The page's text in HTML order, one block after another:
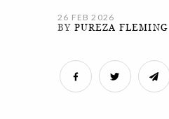
26 FEB 2026
BY PUREZA FLEMING